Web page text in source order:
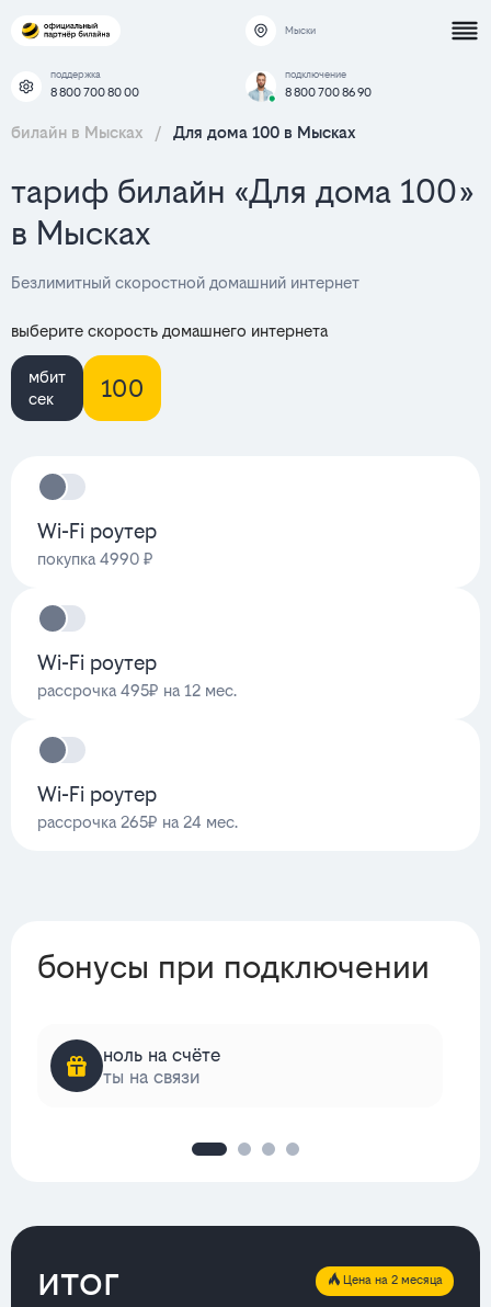
Мыски
поддержка
8 800 700 80 00
подключение
8 800 700 86 90
билайн в Мысках / Для дома 100 в Мысках
тариф билайн «Для дома 100»
в Мысках
Безлимитный скоростной домашний интернет
выберите скорость домашнего интернета
мбит
сек
100
Wi-Fi роутер
покупка 4990 ₽
Wi-Fi роутер
рассрочка 495₽ на 12 мес.
Wi-Fi роутер
рассрочка 265₽ на 24 мес.
бонусы при подключении
ноль на счёте
ты на связи
итог Цена на 2 месяца